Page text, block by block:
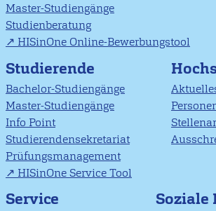
Master-Studiengänge
Studienberatung
HISinOne Online-Bewerbungstool
Studierende
Bachelor-Studiengänge
Master-Studiengänge
Info Point
Studierendensekretariat
Prüfungsmanagement
HISinOne Service Tool
Service Soziale